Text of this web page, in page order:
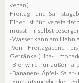
vegan)
Freitag- und
Einer ist für
müsst ihr selbst besorgen.
-Wasser kann am Hahn
-Von Freitagabend
Getränke (Liba-
-Bier wird nur außerhalb
-Bananen-, Äpfel-,
-Einkaufsmöglichkeit: